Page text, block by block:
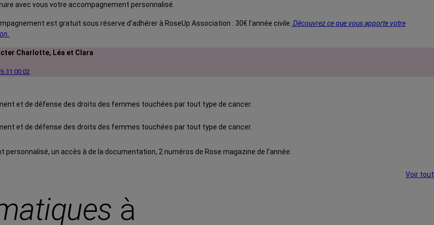
avec vous votre accompagnement personnalisé.
est gratuit sous réserve d’adhérer à RoseUp Association : 30€ l’année civile. Découvrez ce que vous apporte votre
Charlotte, Léa et Clara
31 00 02
et de défense des droits des femmes touchées par tout type de cancer.
et de défense des droits des femmes touchées par tout type de cancer.
un accès à de la documentation, 2 numéros de Rose magazine de l’année.
à
Voir tout